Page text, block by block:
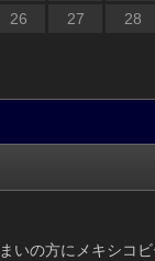
26 27 28
いの方にメキシコ